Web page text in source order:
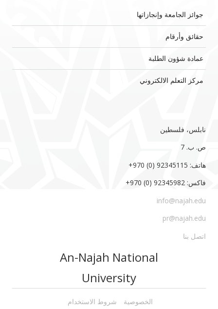
جوائز الجامعة وإنجازاتها
حقائق وأرقام
عمادة شؤون الطلبة
مركز التعلم الالكتروني
نابلس، فلسطين
ص. ب. 7‏
هاتف: 92345115 (0) 970‏‎+‎
فاكس: 92345982 (0) 970‏‎+‎
info@najah.edu
pr@najah.edu
اتصل بنا
An-Najah National
University
الخصوصية شروط الاستخدام